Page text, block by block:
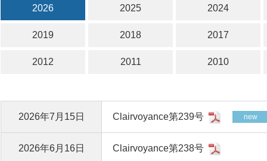
2026 2025 2024
2019 2018 2017
2012 2011 2010
2026年7月15日 Clairvoyance第239号
2026年6月16日 Clairvoyance第238号